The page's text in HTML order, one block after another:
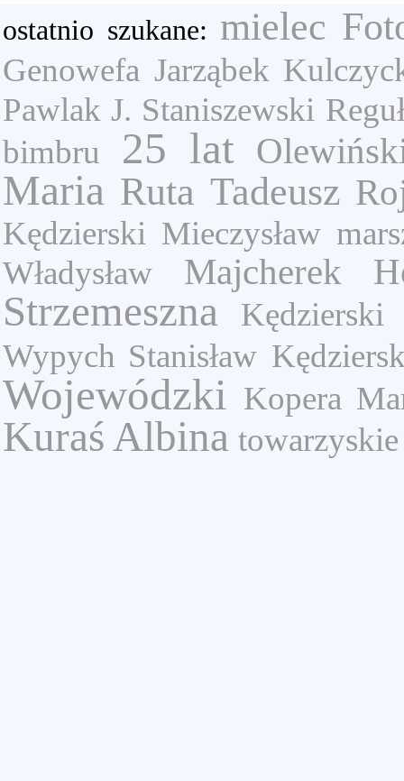
ostatnio szukane: mielec
Genowefa Jarząbek
Pawlak J. Staniszewski
bimbru
25 lat
Maria Ruta Tadeusz
Kędzierski Mieczysław
Władysław
Majcherek
Strzemeszna
Kędzierski
Wypych Stanisław
Wojewódzki Kopera
Kuraś Albina towarzyskie